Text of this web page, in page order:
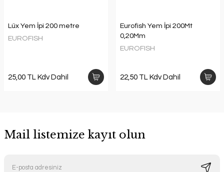
Lüx Yem İpi 200 metre
EUROFISH
25,00 TL Kdv Dahil
Eurofish Yem İpi 200Mt
0,20Mm
EUROFISH
22,50 TL Kdv Dahil
Mail listemize kayıt olun